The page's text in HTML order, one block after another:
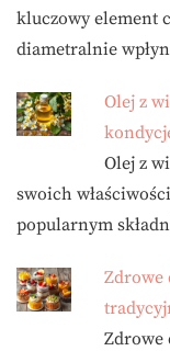
kluczowy element
diametralnie
Olej z
Olej z
swoich
popularnym
Zdrowe
Zdrowe